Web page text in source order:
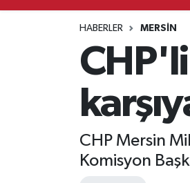
HABERLER MERSIN
CHP Mersin
Komisyon
Haber Arşivi